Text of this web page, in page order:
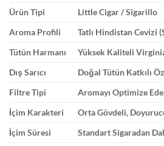
Ürün Tipi
Little Cigar / Sigarillo
Aroma Profili
Tatlı Hindistan Cevizi
Tütün Harmanı
Yüksek Kaliteli
Dış Sarıcı
Doğal Tütün Katkılı
Filtre Tipi
Aromayı Optimize
İçim Karakteri
Orta Gövdeli,
İçim Süresi
Standart Sigaradan